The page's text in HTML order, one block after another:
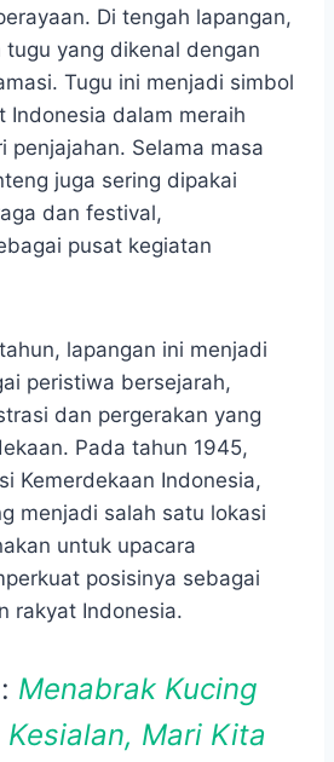
Di tengah lapangan,
yang dikenal dengan
Tugu ini menjadi simbol
Indonesia dalam meraih
penjajahan. Selama masa
juga sering dipakai
dan festival,
pusat kegiatan
lapangan ini menjadi
peristiwa bersejarah,
dan pergerakan yang
Pada tahun 1945,
Kemerdekaan Indonesia,
menjadi salah satu lokasi
untuk upacara
posisinya sebagai
rakyat Indonesia.
Menabrak Kucing
Mari Kita